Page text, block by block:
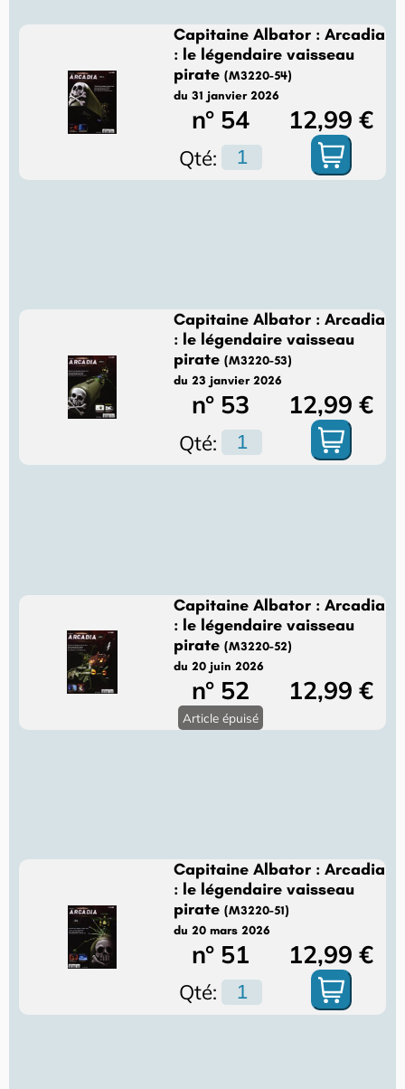
Capitaine Albator : Arcadia
: le légendaire vaisseau
pirate(M3220-54)
du 31 janvier 2026
n° 54 12,99 €
Qté:
Capitaine Albator : Arcadia
: le légendaire vaisseau
pirate(M3220-53)
du 23 janvier 2026
n° 53 12,99 €
Qté:
Capitaine Albator : Arcadia
: le légendaire vaisseau
pirate(M3220-52)
du 20 juin 2026
n° 52 12,99 €
Article épuisé
Capitaine Albator : Arcadia
: le légendaire vaisseau
pirate(M3220-51)
du 20 mars 2026
n° 51 12,99 €
Qté: